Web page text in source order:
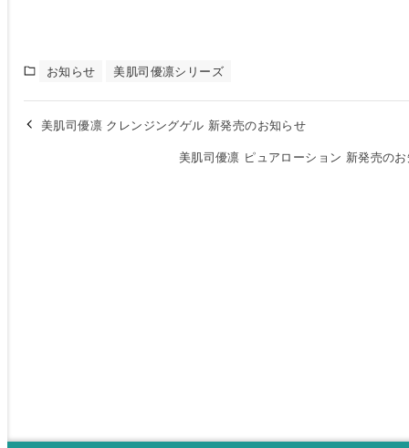
お知らせ 美肌司優凛シリーズ
美肌司優凛 クレンジングゲル 新発売のお知らせ
美肌司優凛 ピュアローション 新発売の